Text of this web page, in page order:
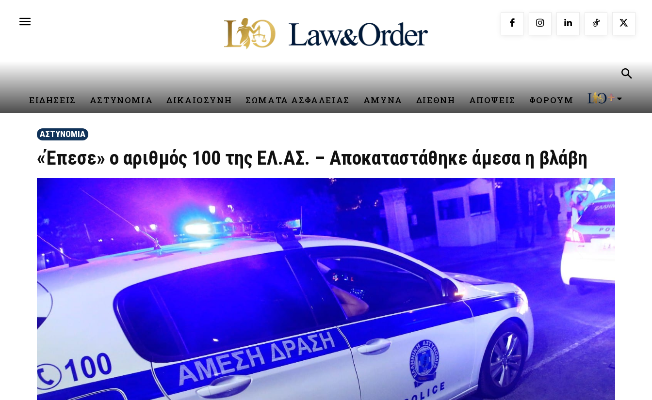
ΕΙΔΗΣΕΙΣ ΑΣΤΥΝΟΜΙΑ ΔΙΚΑΙΟΣΥΝΗ ΣΩΜΑΤΑ ΑΣΦΑΛΕΙΑΣ ΑΜΥΝΑ ΔΙΕΘΝΗ ΑΠΟΨΕΙΣ ΦΟΡΟΥΜ
ΑΣΤΥΝΟΜΙΑ
«Έπεσε» ο αριθμός 100 της ΕΛ.ΑΣ. – Αποκαταστάθηκε άμεσα η βλάβη